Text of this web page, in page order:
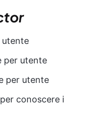
utente
per utente
per utente
conoscere i